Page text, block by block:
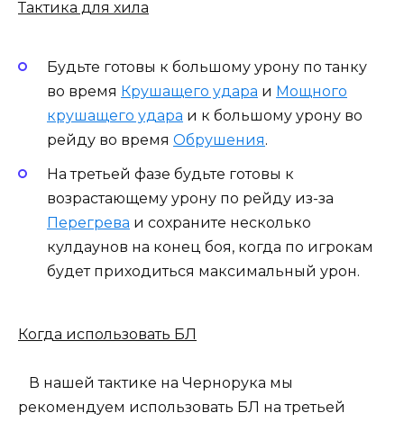
Тактика для хила
Будьте готовы к большому урону по танку
во время Крушащего удара и Мощного
крушащего удара и к большому урону во
рейду во время Обрушения.
На третьей фазе будьте готовы к
возрастающему урону по рейду из-за
Перегрева и сохраните несколько
кулдаунов на конец боя, когда по игрокам
будет приходиться максимальный урон.
Когда использовать БЛ
В нашей тактике на Чернорука мы
рекомендуем использовать БЛ на третьей